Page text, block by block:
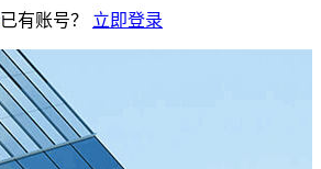
已有账号？ 立即登录